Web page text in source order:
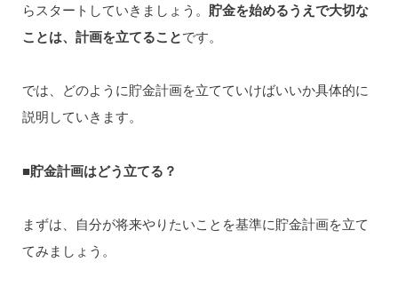
らスタートしていきましょう。 貯金を始めるうえで大切な
ことは、計画を立てることです。
では、どのように貯金計画を立てていけばいいか具体的に
説明していきます。
■貯金計画はどう立てる？
まずは、自分が将来やりたいことを基準に貯金計画を立て
てみましょう。